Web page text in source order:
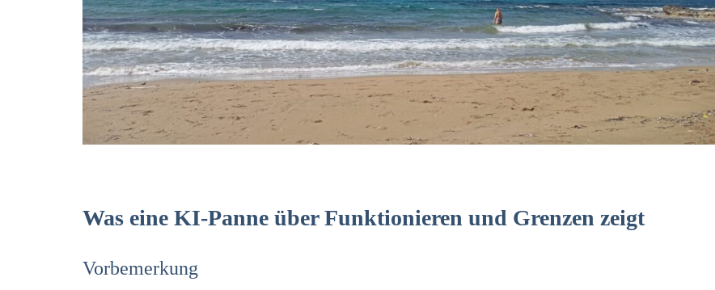
Was eine KI-Panne über Funktionieren und Grenzen zeigt
Vorbemerkung